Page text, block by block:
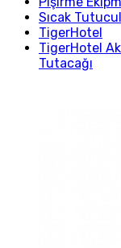
Sıcak
TigerHotel
TigerHotel
Tutacağı